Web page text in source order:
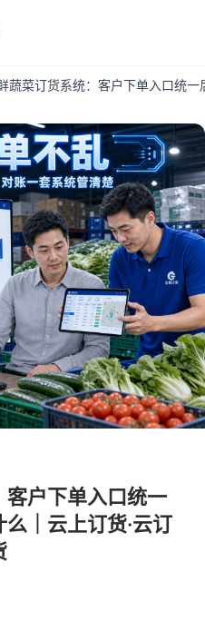
蔬菜订货系统：客户下单入口统
户下单入口统一
｜云上订货·云订